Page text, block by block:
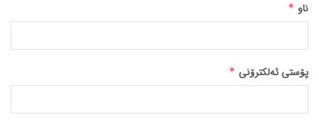
ناو *
پۆستی ئەلکترۆنی *